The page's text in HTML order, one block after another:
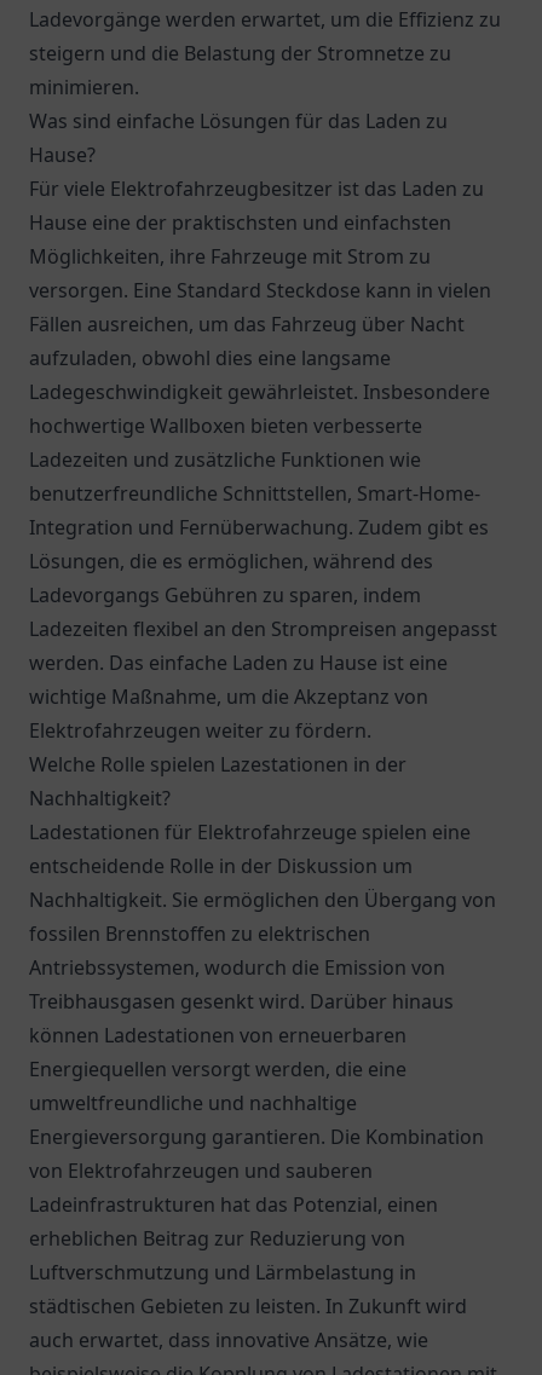
Ladevorgänge werden erwartet, um die Effizienz zu
steigern und die Belastung der Stromnetze zu
minimieren.
Was sind einfache Lösungen für das Laden zu
Hause?
Für viele Elektrofahrzeugbesitzer ist das Laden zu
Hause eine der praktischsten und einfachsten
Möglichkeiten, ihre Fahrzeuge mit Strom zu
versorgen. Eine Standard Steckdose kann in vielen
Fällen ausreichen, um das Fahrzeug über Nacht
aufzuladen, obwohl dies eine langsame
Ladegeschwindigkeit gewährleistet. Insbesondere
hochwertige Wallboxen bieten verbesserte
Ladezeiten und zusätzliche Funktionen wie
benutzerfreundliche Schnittstellen, Smart-Home-
Integration und Fernüberwachung. Zudem gibt es
Lösungen, die es ermöglichen, während des
Ladevorgangs Gebühren zu sparen, indem
Ladezeiten flexibel an den Strompreisen angepasst
werden. Das einfache Laden zu Hause ist eine
wichtige Maßnahme, um die Akzeptanz von
Elektrofahrzeugen weiter zu fördern.
Welche Rolle spielen Lazestationen in der
Nachhaltigkeit?
Ladestationen für Elektrofahrzeuge spielen eine
entscheidende Rolle in der Diskussion um
Nachhaltigkeit. Sie ermöglichen den Übergang von
fossilen Brennstoffen zu elektrischen
Antriebssystemen, wodurch die Emission von
Treibhausgasen gesenkt wird. Darüber hinaus
können Ladestationen von erneuerbaren
Energiequellen versorgt werden, die eine
umweltfreundliche und nachhaltige
Energieversorgung garantieren. Die Kombination
von Elektrofahrzeugen und sauberen
Ladeinfrastrukturen hat das Potenzial, einen
erheblichen Beitrag zur Reduzierung von
Luftverschmutzung und Lärmbelastung in
städtischen Gebieten zu leisten. In Zukunft wird
auch erwartet, dass innovative Ansätze, wie